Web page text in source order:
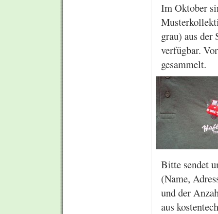
Im Oktober
grau) aus der
verfügbar.
gesammelt.
Bitte sendet
(Name,
und der
aus